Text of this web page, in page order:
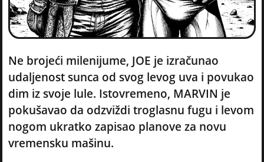
Ne brojeći milenijume, JOE je izračunao
udaljenost sunca od svog levog uva i povukao
dim iz svoje lule. Istovremeno, MARVIN je
pokušavao da odzviždi troglasnu fugu i levom
nogom ukratko zapisao planove za novu
vremensku mašinu.